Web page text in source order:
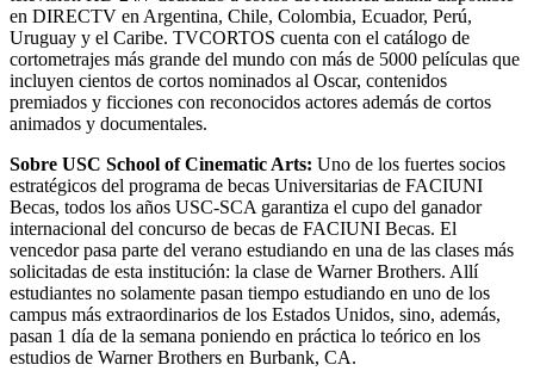
en DIRECTV en Argentina, Chile, Colombia, Ecuador, Perú,
Uruguay y el Caribe. TVCORTOS cuenta con el catálogo de
cortometrajes más grande del mundo con más de 5000 películas que
incluyen cientos de cortos nominados al Oscar, contenidos
premiados y ficciones con reconocidos actores además de cortos
animados y documentales.
Sobre USC School of Cinematic Arts: Uno de los fuertes socios
estratégicos del programa de becas Universitarias de FACIUNI
Becas, todos los años USC-SCA garantiza el cupo del ganador
internacional del concurso de becas de FACIUNI Becas. El
vencedor pasa parte del verano estudiando en una de las clases más
solicitadas de esta institución: la clase de Warner Brothers. Allí
estudiantes no solamente pasan tiempo estudiando en uno de los
campus más extraordinarios de los Estados Unidos, sino, además,
pasan 1 día de la semana poniendo en práctica lo teórico en los
estudios de Warner Brothers en Burbank, CA.